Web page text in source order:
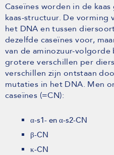
Caseïnes worden in de
kaas-structuur. De
het DNA en tussen
dezelfde caseïnes voor,
van de aminozuur-volgorde
grotere verschillen per
verschillen zijn ontstaan
mutaties in het DNA. Men
caseïnes (=CN):
α-s1- en α-s2-CN
β-CN
κ-CN